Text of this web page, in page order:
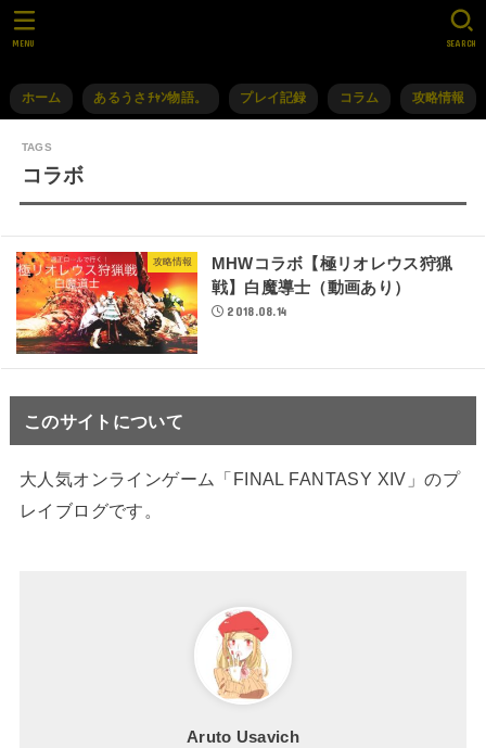
ホーム あるうさﾁｬﾝ物語。 プレイ記録 コラム 攻略情報
SEARCH
MENU
コラボ
攻略情報
MHWコラボ【極リオレウス狩猟
戦】白魔導士（動画あり）
2018.08.14
このサイトについて
大人気オンラインゲーム「FINAL FANTASY XIV」のプ
レイブログです。
Aruto Usavich